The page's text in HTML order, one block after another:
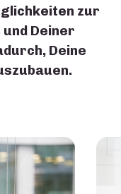
zur
Deiner
Deine